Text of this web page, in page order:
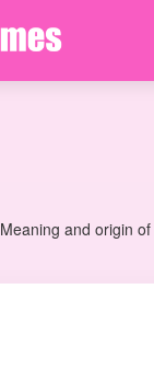
Meaning and origin